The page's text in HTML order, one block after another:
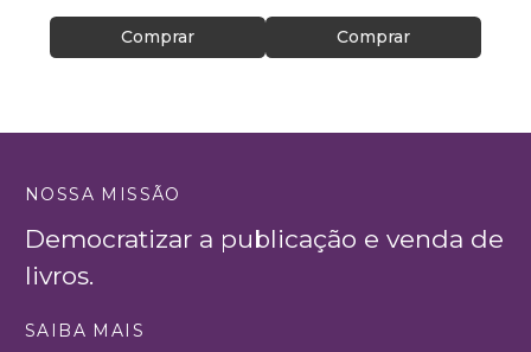
Comprar Comprar
NOSSA MISSÃO
Democratizar a publicação e venda de
livros.
SAIBA MAIS